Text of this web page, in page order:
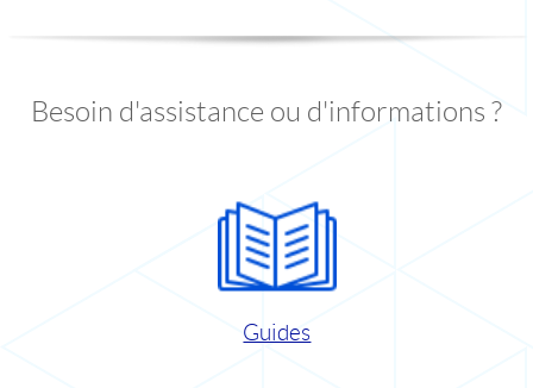
Besoin d'assistance ou d'informations ?
Guides